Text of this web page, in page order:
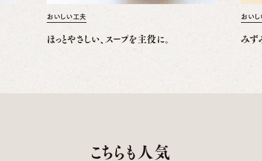
おいしい工夫
ほっとやさしい、スープを主役に。
おい
みず
こちらも人気